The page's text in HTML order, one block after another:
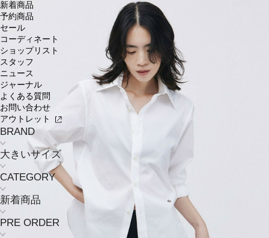
新着商品
予約商品
セール
コーディネート
ショップリスト
スタッフ
ニュース
ジャーナル
よくある質問
お問い合わせ
アウトレット
BRAND
大きいサイズ
CATEGORY
新着商品
PRE ORDER